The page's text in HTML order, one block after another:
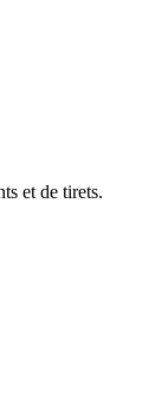
et de tirets.